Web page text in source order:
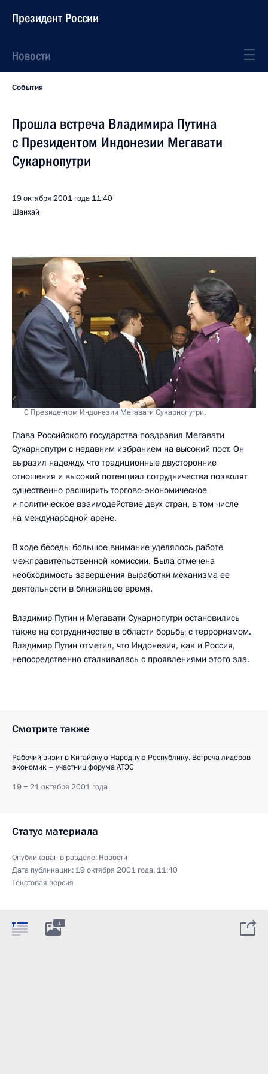
Президент России
Новости
События
Прошла встреча Владимира Путина
с Президентом Индонезии Мегавати
Сукарнопутри
19 октября 2001 года 11:40
Шанхай
С Президентом Индонезии Мегавати Сукарнопутри.
Глава Российского государства поздравил Мегавати
Сукарнопутри с недавним избранием на высокий пост. Он
выразил надежду, что традиционные двусторонние
отношения и высокий потенциал сотрудничества позволят
существенно расширить торгово-экономическое
и политическое взаимодействие двух стран, в том числе
на международной арене.
В ходе беседы большое внимание уделялось работе
межправительственной комиссии. Была отмечена
необходимость завершения выработки механизма ее
деятельности в ближайшее время.
Владимир Путин и Мегавати Сукарнопутри остановились
также на сотрудничестве в области борьбы с терроризмом.
Владимир Путин отметил, что Индонезия, как и Россия,
непосредственно сталкивалась с проявлениями этого зла.
Смотрите также
Рабочий визит в Китайскую Народную Республику. Встреча лидеров
экономик – участниц форума АТЭС
19 − 21 октября 2001 года
Статус материала
Опубликован в разделе: Новости
Дата публикации: 19 октября 2001 года, 11:40
Текстовая версия
1